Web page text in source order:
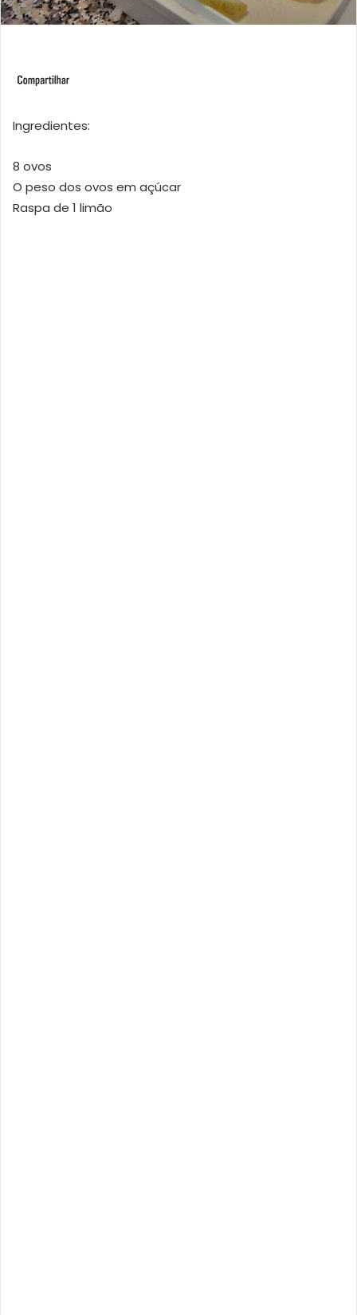
Ingredientes:
8 ovos
O peso dos ovos em açúcar
Raspa de 1 limão